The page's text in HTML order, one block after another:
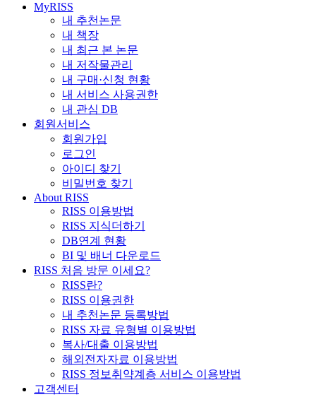
MyRISS
내 추천논문
내 책장
내 최근 본 논문
내 저작물관리
내 구매·신청 현황
내 서비스 사용권한
내 관심 DB
회원서비스
회원가입
로그인
아이디 찾기
비밀번호 찾기
About RISS
RISS 이용방법
RISS 지식더하기
DB연계 현황
BI 및 배너 다운로드
RISS 처음 방문 이세요?
RISS란?
RISS 이용권한
내 추천논문 등록방법
RISS 자료 유형별 이용방법
복사/대출 이용방법
해외전자자료 이용방법
RISS 정보취약계층 서비스 이용방법
고객센터